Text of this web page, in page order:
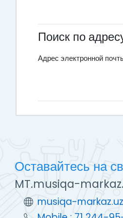
Поиск по
Адрес электронной
Оставайтесь на
MT.musiqa-
musiqa-markaz.uz